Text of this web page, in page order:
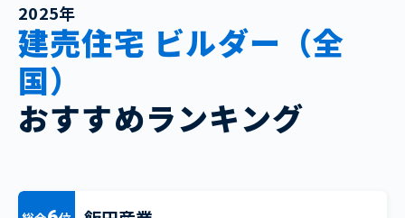
2025年
建売住宅 ビルダー（全
国）
おすすめランキング